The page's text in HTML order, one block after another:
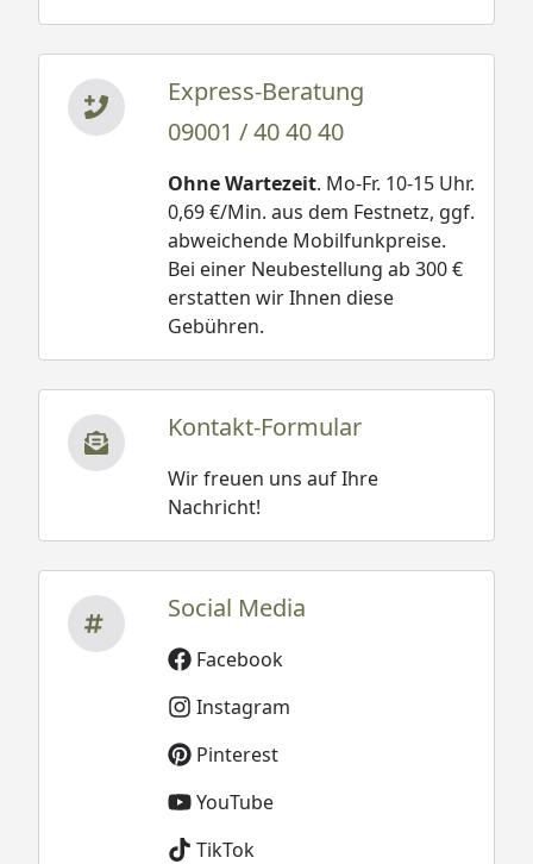
Express-Beratung
09001 / 40 40 40
Ohne Wartezeit. Mo-Fr. 10-15 Uhr.
0,69 €/Min. aus dem Festnetz, ggf.
abweichende Mobilfunkpreise.
Bei einer Neubestellung ab 300 €
erstatten wir Ihnen diese
Gebühren.
Kontakt-Formular
Wir freuen uns auf Ihre
Nachricht!
Social Media
Facebook
Instagram
Pinterest
YouTube
TikTok